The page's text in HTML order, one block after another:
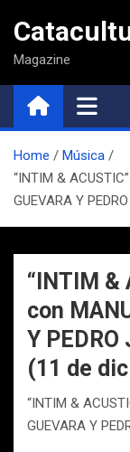
contenido
Magazine
Home
Música
“INTIM &
GUEVARA Y
“INTIM &
con
Y PEDRO
(11 de
“INTIM &
GUEVARA Y